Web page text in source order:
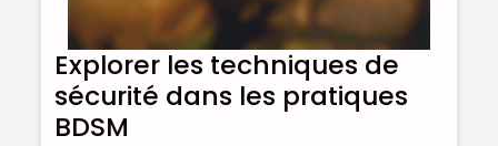
Explorer les techniques de
sécurité dans les pratiques
BDSM